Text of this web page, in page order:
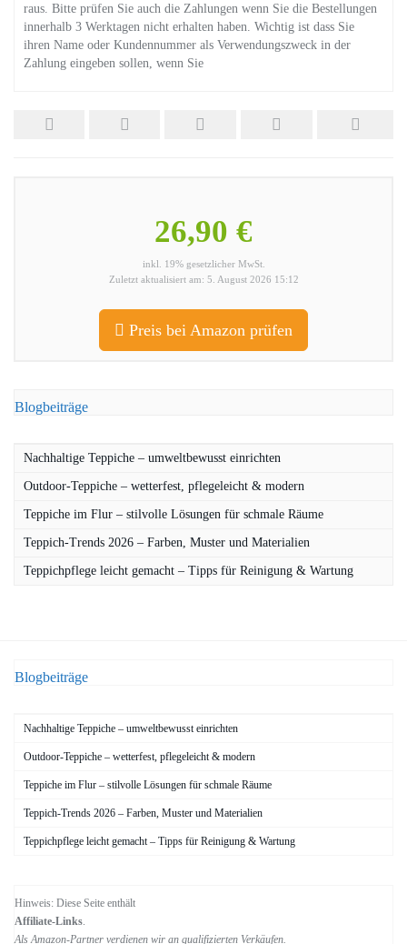
raus. Bitte prüfen Sie auch die Zahlungen wenn Sie die Bestellungen
innerhalb 3 Werktagen nicht erhalten haben. Wichtig ist dass Sie
ihren Name oder Kundennummer als Verwendungszweck in der
Zahlung eingeben sollen, wenn Sie
26,90 €
inkl. 19% gesetzlicher MwSt.
Zuletzt aktualisiert am: 5. August 2026 15:12
Preis bei Amazon prüfen
Blogbeiträge
Nachhaltige Teppiche – umweltbewusst einrichten
Outdoor-Teppiche – wetterfest, pflegeleicht & modern
Teppiche im Flur – stilvolle Lösungen für schmale Räume
Teppich-Trends 2026 – Farben, Muster und Materialien
Teppichpflege leicht gemacht – Tipps für Reinigung & Wartung
Blogbeiträge
Nachhaltige Teppiche – umweltbewusst einrichten
Outdoor-Teppiche – wetterfest, pflegeleicht & modern
Teppiche im Flur – stilvolle Lösungen für schmale Räume
Teppich-Trends 2026 – Farben, Muster und Materialien
Teppichpflege leicht gemacht – Tipps für Reinigung & Wartung
Hinweis: Diese Seite enthält
Affiliate-Links
Als Amazon-Partner verdienen wir an qualifizierten Verkäufen.